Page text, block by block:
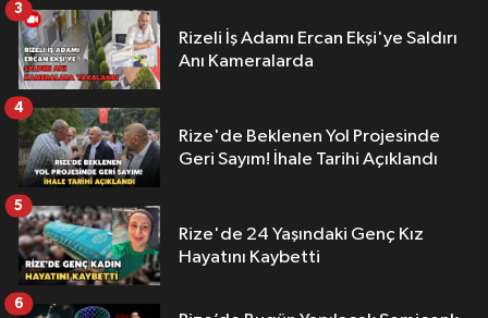
Rizeli İş Adamı Ercan Ekşi'ye Saldırı
Anı Kameralarda
3
Rize'de Beklenen Yol Projesinde
Geri Sayım! İhale Tarihi Açıklandı
4
Rize'de 24 Yaşındaki Genç Kız
Hayatını Kaybetti
5
6